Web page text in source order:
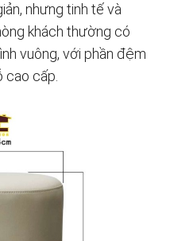
nhưng tinh tế và
khách thường có
vuông, với phần đệm
cao cấp.